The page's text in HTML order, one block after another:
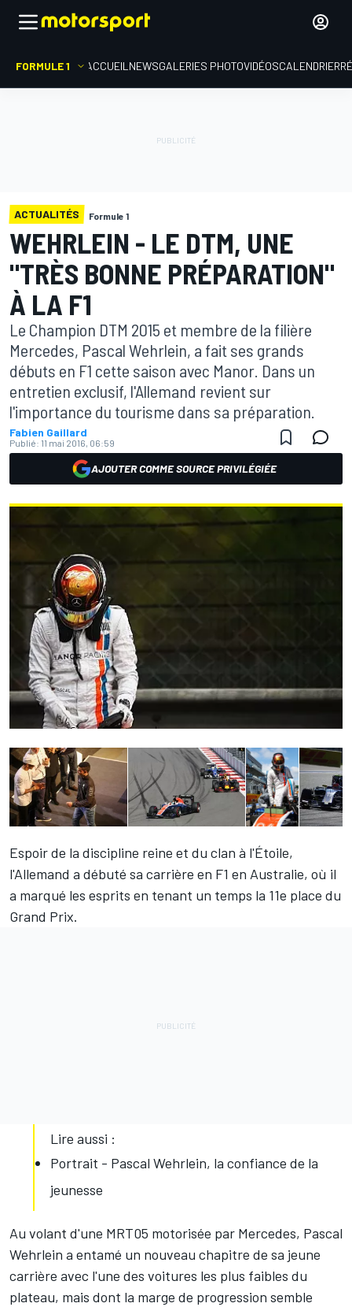
FORMULE 1 ACCUEIL NEWSGALERIES PHOTOVIDÉOSCALENDRIER
ACTUALITÉS Formule 1
WEHRLEIN - LE DTM, UNE
"TRÈS BONNE PRÉPARATION"
À LA F1
Le Champion DTM 2015 et membre de la filière
Mercedes, Pascal Wehrlein, a fait ses grands
débuts en F1 cette saison avec Manor. Dans un
entretien exclusif, l'Allemand revient sur
l'importance du tourisme dans sa préparation.
Fabien Gaillard
Publié: 11 mai 2016, 06:59
AJOUTER COMME SOURCE PRIVILÉGIÉE
Espoir de la discipline reine et du clan à l'Étoile,
l'Allemand a débuté sa carrière en F1 en Australie, où il
a marqué les esprits en tenant un temps la 11e place du
Grand Prix.
Lire aussi :
Portrait - Pascal Wehrlein, la confiance de la
jeunesse
Au volant d'une MRT05 motorisée par Mercedes, Pascal
Wehrlein a entamé un nouveau chapitre de sa jeune
carrière avec l'une des voitures les plus faibles du
plateau, mais dont la marge de progression semble